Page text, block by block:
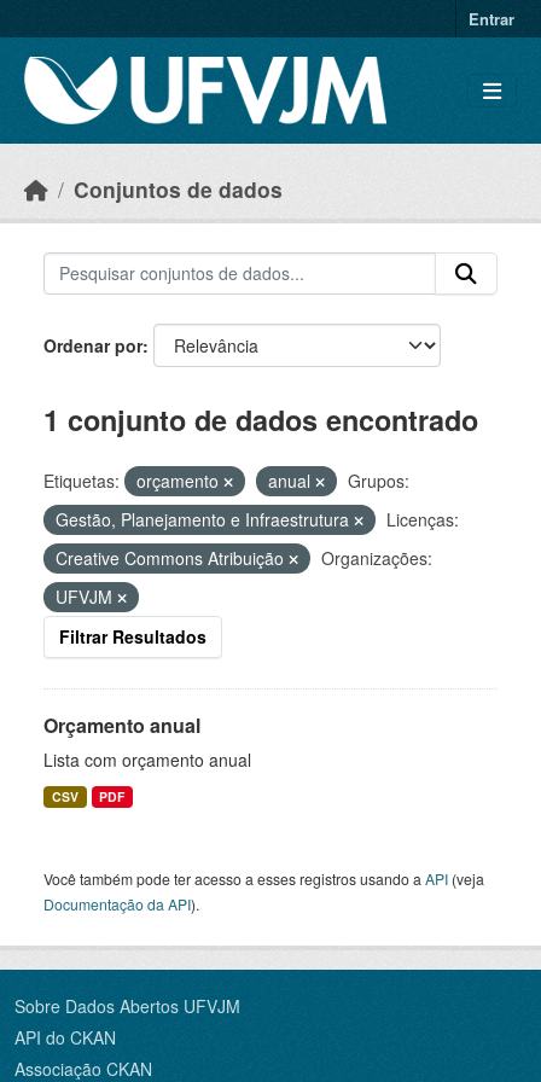
Entrar
Conjuntos de dados
Ordenar por
1 conjunto de dados encontrado
Etiquetas: orçamento anual
Grupos:
Gestão, Planejamento e Infraestrutura
Licenças:
Creative Commons Atribuição
Organizações:
UFVJM
Filtrar Resultados
Orçamento anual
Lista com orçamento anual
CSV PDF
Você também pode ter acesso a esses registros usando a API (veja
Documentação da API).
Sobre Dados Abertos UFVJM
API do CKAN
Associação CKAN